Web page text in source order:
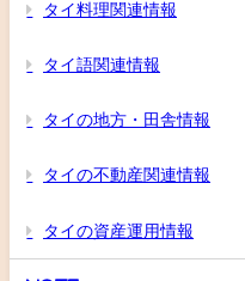
タイ料理関連情報
タイ語関連情報
タイの地方・田舎情報
タイの不動産関連情報
タイの資産運用情報